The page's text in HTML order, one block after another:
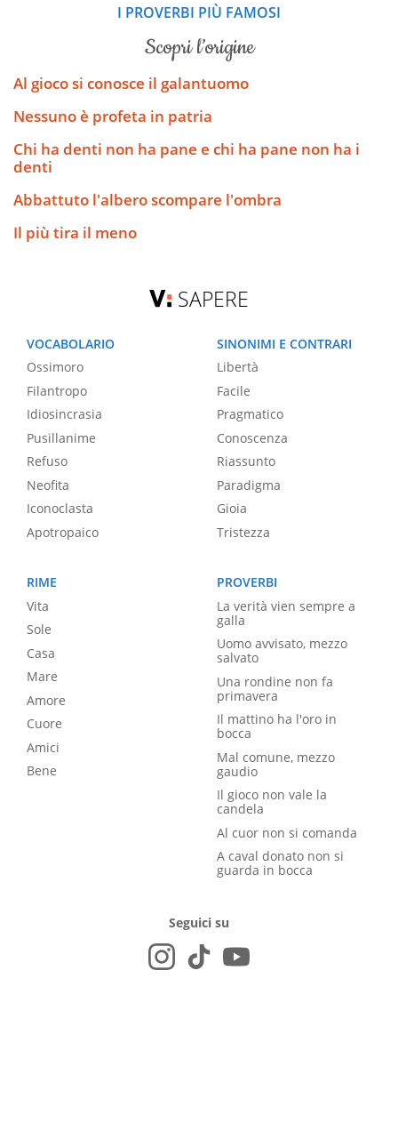
I PROVERBI PIÙ FAMOSI
scopri l’origine
Al gioco si conosce il galantuomo
Nessuno è profeta in patria
Chi ha denti non ha pane e chi ha pane non ha i
denti
Abbattuto l'albero scompare l'ombra
Il più tira il meno
SAPERE
VOCABOLARIO
Ossimoro
Filantropo
Idiosincrasia
Pusillanime
Refuso
Neofita
Iconoclasta
Apotropaico
SINONIMI E CONTRARI
Libertà
Facile
Pragmatico
Conoscenza
Riassunto
Paradigma
Gioia
Tristezza
RIME
Vita
Sole
Casa
Mare
Amore
Cuore
Amici
Bene
PROVERBI
La verità vien sempre a
galla
Uomo avvisato, mezzo
salvato
Una rondine non fa
primavera
Il mattino ha l'oro in
bocca
Mal comune, mezzo
gaudio
Il gioco non vale la
candela
Al cuor non si comanda
A caval donato non si
guarda in bocca
Seguici su